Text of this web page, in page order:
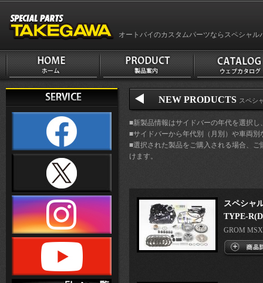
オートバイのカスタムパーツならスペシャル
NEW PRODUCTS スペシ
■新製品情報はサイドバーの年代を選択
■サイドバーから年代別（月別）や車両
■選択された製品をご購入される場合、
けます。
スペシャ
TYPE-
GROM